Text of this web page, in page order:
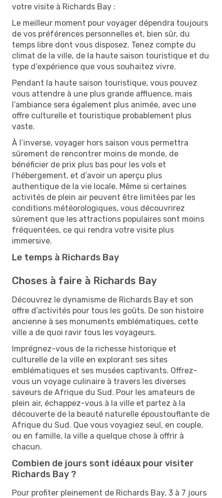
votre visite à Richards Bay :
Le meilleur moment pour voyager dépendra toujours
de vos préférences personnelles et, bien sûr, du
temps libre dont vous disposez. Tenez compte du
climat de la ville, de la haute saison touristique et du
type d’expérience que vous souhaitez vivre.
Pendant la haute saison touristique, vous pouvez
vous attendre à une plus grande affluence, mais
l’ambiance sera également plus animée, avec une
offre culturelle et touristique probablement plus
vaste.
À l’inverse, voyager hors saison vous permettra
sûrement de rencontrer moins de monde, de
bénéficier de prix plus bas pour les vols et
l’hébergement, et d’avoir un aperçu plus
authentique de la vie locale. Même si certaines
activités de plein air peuvent être limitées par les
conditions météorologiques, vous découvrirez
sûrement que les attractions populaires sont moins
fréquentées, ce qui rendra votre visite plus
immersive.
Le temps à Richards Bay
Choses à faire à Richards Bay
Découvrez le dynamisme de Richards Bay et son
offre d’activités pour tous les goûts. De son histoire
ancienne à ses monuments emblématiques, cette
ville a de quoi ravir tous les voyageurs.
Imprégnez-vous de la richesse historique et
culturelle de la ville en explorant ses sites
emblématiques et ses musées captivants. Offrez-
vous un voyage culinaire à travers les diverses
saveurs de Afrique du Sud. Pour les amateurs de
plein air, échappez-vous à la ville et partez à la
découverte de la beauté naturelle époustouflante de
Afrique du Sud. Que vous voyagiez seul, en couple,
ou en famille, la ville a quelque chose à offrir à
chacun.
Combien de jours sont idéaux pour visiter
Richards Bay ?
Pour profiter pleinement de Richards Bay, 3 à 7 jours